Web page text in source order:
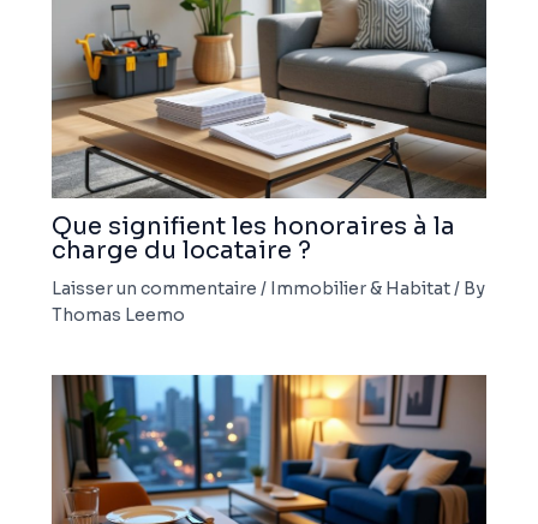
Que signifient les honoraires à la
charge du locataire ?
Laisser un commentaire / Immobilier & Habitat/ By
Thomas Leemo